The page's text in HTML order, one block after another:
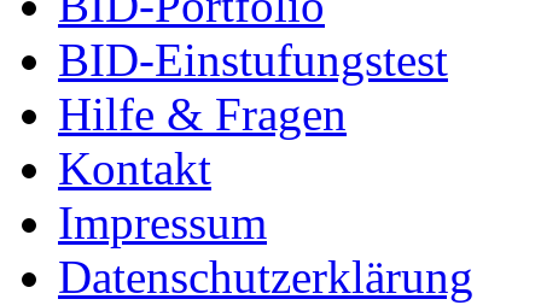
BID-Einstufungstest
Hilfe & Fragen
Kontakt
Impressum
Datenschutzerklärung